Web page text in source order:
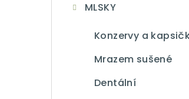
MLSKY
Konzervy a
Mrazem sušené
Dentální